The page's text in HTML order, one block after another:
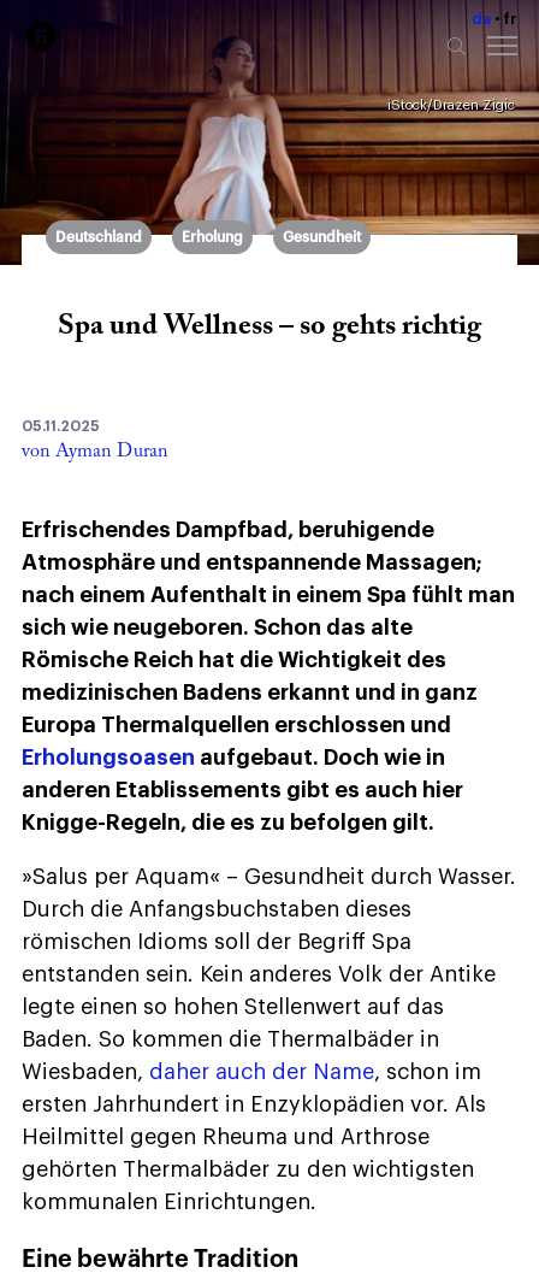
de fr
iStock/Drazen Zigic
Deutschland Erholung Gesundheit
Spa und Wellness – so gehts richtig
05.11.2025
von Ayman Duran
Erfrischendes Dampfbad, beruhigende
Atmosphäre und entspannende Massagen;
nach einem Aufenthalt in einem Spa fühlt man
sich wie neugeboren. Schon das alte
Römische Reich hat die Wichtigkeit des
medizinischen Badens erkannt und in ganz
Europa Thermalquellen erschlossen und
Erholungsoasen aufgebaut. Doch wie in
anderen Etablissements gibt es auch hier
Knigge-Regeln, die es zu befolgen gilt.
»Salus per Aquam« – Gesundheit durch Wasser.
Durch die Anfangsbuchstaben dieses
römischen Idioms soll der Begriff Spa
entstanden sein. Kein anderes Volk der Antike
legte einen so hohen Stellenwert auf das
Baden. So kommen die Thermalbäder in
Wiesbaden, daher auch der Name, schon im
ersten Jahrhundert in Enzyklopädien vor. Als
Heilmittel gegen Rheuma und Arthrose
gehörten Thermalbäder zu den wichtigsten
kommunalen Einrichtungen.
Eine bewährte Tradition